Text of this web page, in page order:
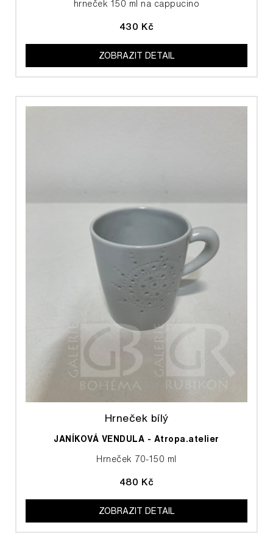
hrneček 150 ml na cappucino
430 Kč
ZOBRAZIT DETAIL
Hrneček bílý
JANÍKOVÁ VENDULA - Atropa.atelier
Hrneček 70-150 ml
480 Kč
ZOBRAZIT DETAIL